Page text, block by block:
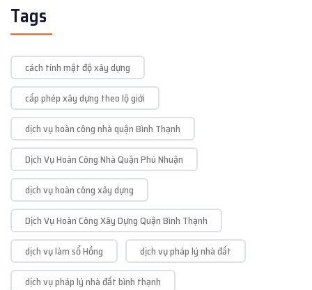
Tags
cách tính mật độ xây dựng
cấp phép xây dựng theo lộ giới
dịch vụ hoàn công nhà quận Bình Thạnh
Dịch Vụ Hoàn Công Nhà Quận Phú Nhuận
dịch vụ hoàn công xây dựng
Dịch Vụ Hoàn Công Xây Dựng Quận Bình Thạnh
dịch vụ làm sổ Hồng
dịch vụ pháp lý nhà đất
dịch vụ pháp lý nhà đất bình thạnh